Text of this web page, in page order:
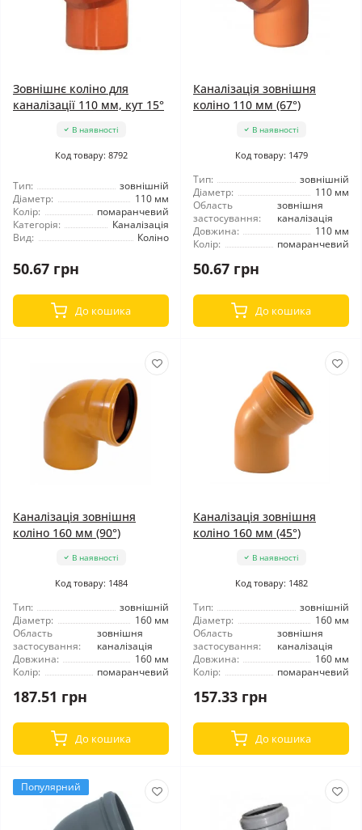
Зовнішнє коліно для
каналізації 110 мм, кут 15°
В наявності
Код товару: 8792
Тип:
зовнішній
Діаметр:
110 мм
Колір:
помаранчевий
Категорія:
Каналізація
Вид:
Коліно
50.67 грн
До кошика
Каналізація зовнішня
коліно 110 мм (67°)
В наявності
Код товару: 1479
Тип:
зовнішній
Діаметр:
110 мм
Область
застосування:
зовнішня
каналізація
Довжина:
110 мм
Колір:
помаранчевий
50.67 грн
До кошика
Каналізація зовнішня
коліно 160 мм (90°)
В наявності
Код товару: 1484
Тип:
зовнішній
Діаметр:
160 мм
Область
застосування:
зовнішня
каналізація
Довжина:
160 мм
Колір:
помаранчевий
187.51 грн
До кошика
Каналізація зовнішня
коліно 160 мм (45°)
В наявності
Код товару: 1482
Тип:
зовнішній
Діаметр:
160 мм
Область
застосування:
зовнішня
каналізація
Довжина:
160 мм
Колір:
помаранчевий
157.33 грн
До кошика
Популярний